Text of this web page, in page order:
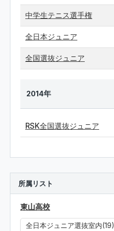
中学生テニス選手権
全日本ジュニア
全国選抜ジュニア
2014年
RSK全国選抜ジュニア
所属リスト
東山高校
全日本ジュニア選抜室内(19)